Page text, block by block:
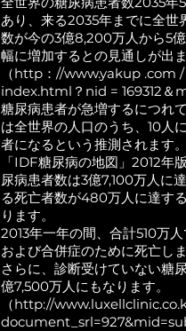
あり、来る2035年までに全世
数が今の3億8,200万人から5
幅に増加するとの見通しが出ま
（http：//www.yakup .com
index.html？nid = 169312＆
糖尿病患者が急増するにつれ
は全世界の人口のうち、10人
者になるという推測されます。
「IDF糖尿病の地図」2012年
尿病患者数は3億7,100万人に
る死亡者数が480万人に達す
ります。
2013年一年の間、合計510万
および合併症のために死亡しま
さらに、診断受けていない糖
億7,500万人にもなります。
（http://